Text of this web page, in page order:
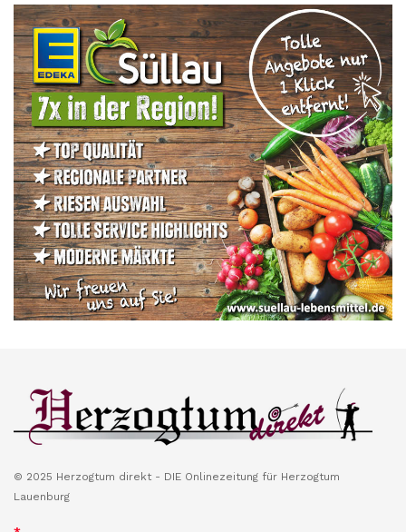
© 2025 Herzogtum direkt - DIE Onlinezeitung für Herzogtum
Lauenburg